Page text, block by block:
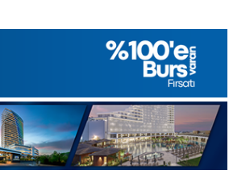
1
Aralık
Pazartesi